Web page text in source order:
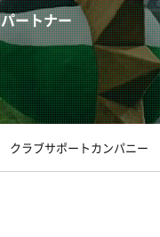
パートナー
クラブサポートカンパニー